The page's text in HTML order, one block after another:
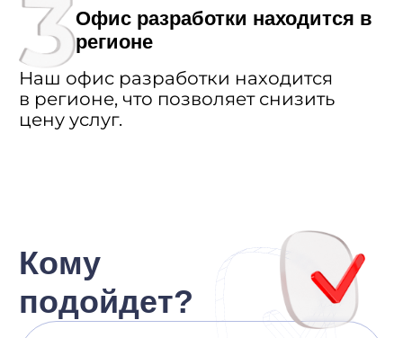
график проведения
регулярных встреч
команды проекта
40 часов для теста без
предоплаты
Мы уверены в своих
компетенциях, именно поэтому